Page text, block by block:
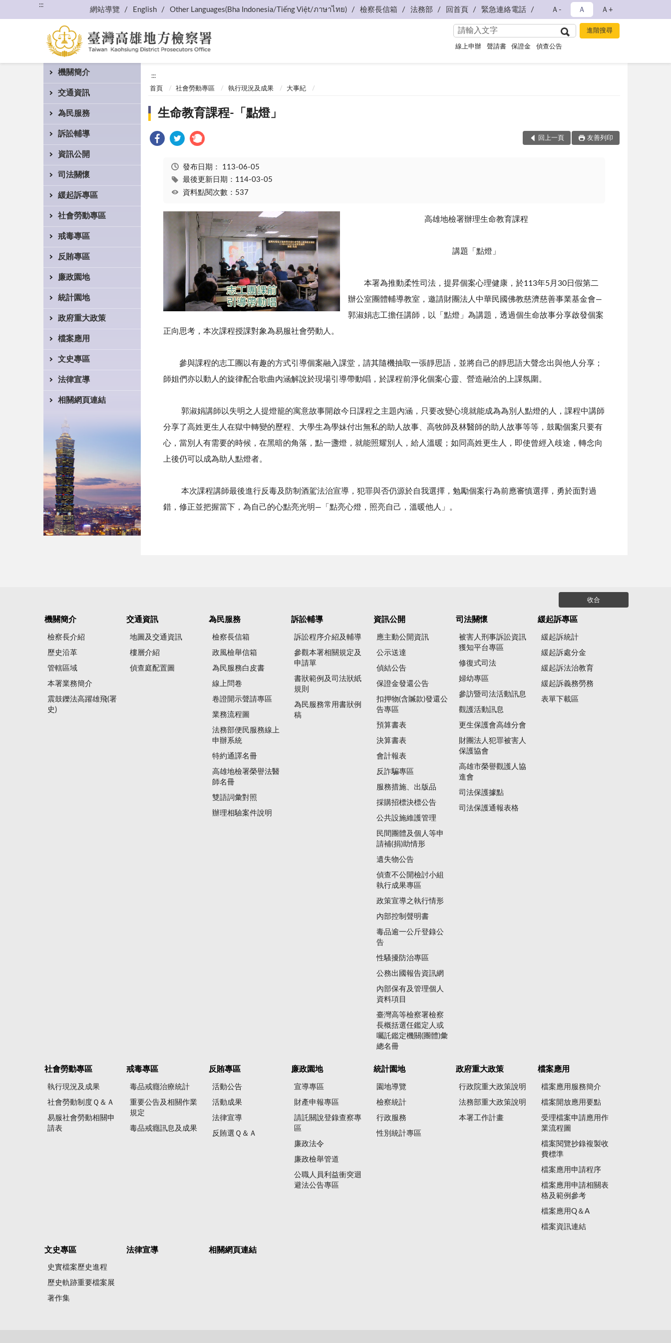
:::
網站導覽 English Other Languages(Bha Indonesia/Tiếng Việt/ภาษาไทย) 檢察長信箱 法務部 回首頁 緊急連絡電話 Ａ- Ａ Ａ+
線上申辦 聲請書 保證金 偵查公告
機關簡介
交通資訊
為民服務
訴訟輔導
資訊公開
司法關懷
緩起訴專區
社會勞動專區
戒毒專區
反賄專區
廉政園地
統計園地
政府重大政策
檔案應用
文史專區
法律宣導
相關網頁連結
:::
首頁 社會勞動專區 執行現況及成果 大事紀
生命教育課程-「點燈」
回上一頁 友善列印
發布日期： 113-06-05
最後更新日期：114-03-05
資料點閱次數：537
高雄地檢署辦理生命教育課程
講題「點燈」
本署為推動柔性司法，提昇個案心理健康，於113年5月30日假第二
辦公室團體輔導教室，邀請財團法人中華民國佛教慈濟慈善事業基金會—
郭淑娟志工擔任講師，以「點燈」為講題，透過個生命故事分享啟發個案
正向思考，本次課程授課對象為易服社會勞動人。
參與課程的志工團以有趣的方式引導個案融入課堂，請其隨機抽取一張靜思語，並將自己的靜思語大聲念出與他人分享；
師姐們亦以動人的旋律配合歌曲內涵解說於現場引導帶動唱，於課程前淨化個案心靈、營造融洽的上課氛圍。
郭淑娟講師以失明之人提燈籠的寓意故事開啟今日課程之主題內涵，只要改變心境就能成為為別人點燈的人，課程中講師
分享了高姓更生人在獄中轉變的歷程、大學生為學妹付出無私的助人故事、高牧師及林醫師的助人故事等等，鼓勵個案只要有
心，當別人有需要的時候，在黑暗的角落，點一盞燈，就能照耀別人，給人溫暖；如同高姓更生人，即使曾經入歧途，轉念向
上後仍可以成為助人點燈者。
本次課程講師最後進行反毒及防制酒駕法治宣導，犯罪與否仍源於自我選擇，勉勵個案行為前應審慎選擇，勇於面對過
錯，修正並把握當下，為自己的心點亮光明—「點亮心燈，照亮自己，溫暖他人」。
收合
機關簡介
檢察長介紹
歷史沿革
管轄區域
本署業務簡介
震鼓鑠法高躍雄飛(署
史)
交通資訊
地圖及交通資訊
樓層介紹
偵查庭配置圖
為民服務
檢察長信箱
政風檢舉信箱
為民服務白皮書
線上問卷
卷證開示聲請專區
業務流程圖
法務部便民服務線上
申辦系統
特約通譯名冊
高雄地檢署榮譽法醫
師名冊
雙語詞彙對照
辦理相驗案件說明
訴訟輔導
訴訟程序介紹及輔導
參觀本署相關規定及
申請單
書狀範例及司法狀紙
規則
為民服務常用書狀例
稿
資訊公開
應主動公開資訊
公示送達
偵結公告
保證金發還公告
扣押物(含贓款)發還公
告專區
預算書表
決算書表
會計報表
反詐騙專區
服務措施、出版品
採購招標決標公告
公共設施維護管理
民間團體及個人等申
請補(捐)助情形
遺失物公告
偵查不公開檢討小組
執行成果專區
政策宣導之執行情形
內部控制聲明書
毒品逾一公斤登錄公
告
性騷擾防治專區
公務出國報告資訊網
內部保有及管理個人
資料項目
臺灣高等檢察署檢察
長概括選任鑑定人或
囑託鑑定機關(團體)彙
總名冊
司法關懷
被害人刑事訴訟資訊
獲知平台專區
修復式司法
婦幼專區
參訪暨司法活動訊息
觀護活動訊息
更生保護會高雄分會
財團法人犯罪被害人
保護協會
高雄市榮譽觀護人協
進會
司法保護據點
司法保護通報表格
緩起訴專區
緩起訴統計
緩起訴處分金
緩起訴法治教育
緩起訴義務勞務
表單下載區
社會勞動專區
執行現況及成果
社會勞動制度Ｑ＆Ａ
易服社會勞動相關申
請表
戒毒專區
毒品戒癮治療統計
重要公告及相關作業
規定
毒品戒癮訊息及成果
反賄專區
活動公告
活動成果
法律宣導
反賄選Ｑ＆Ａ
廉政園地
宣導專區
財產申報專區
請託關說登錄查察專
區
廉政法令
廉政檢舉管道
公職人員利益衝突迴
避法公告專區
統計園地
園地導覽
檢察統計
行政服務
性別統計專區
政府重大政策
行政院重大政策說明
法務部重大政策說明
本署工作計畫
檔案應用
檔案應用服務簡介
檔案開放應用要點
受理檔案申請應用作
業流程圖
檔案閱覽抄錄複製收
費標準
檔案應用申請程序
檔案應用申請相關表
格及範例參考
檔案應用Q＆A
檔案資訊連結
文史專區
史實檔案歷史進程
歷史軌跡重要檔案展
著作集
法律宣導 相關網頁連結